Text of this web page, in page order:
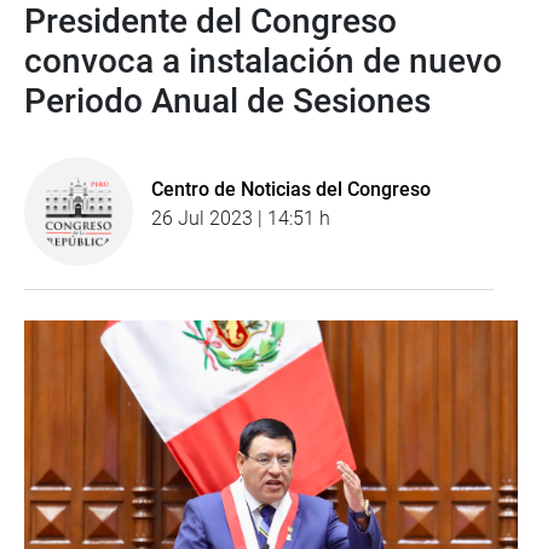
Presidente del Congreso
convoca a instalación de nuevo
Periodo Anual de Sesiones
Centro de Noticias del Congreso
26 Jul 2023 | 14:51 h